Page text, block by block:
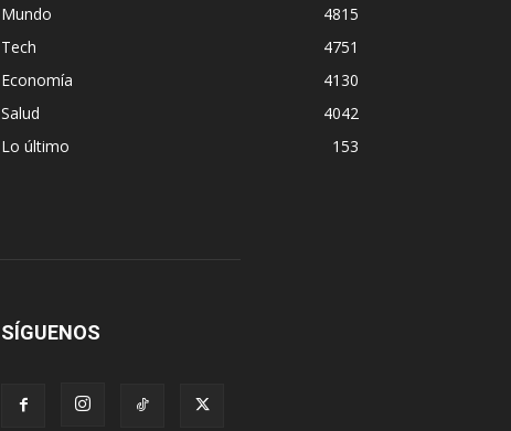
Mundo
4815
Tech
4751
Economía
4130
Salud
4042
Lo último
153
SÍGUENOS